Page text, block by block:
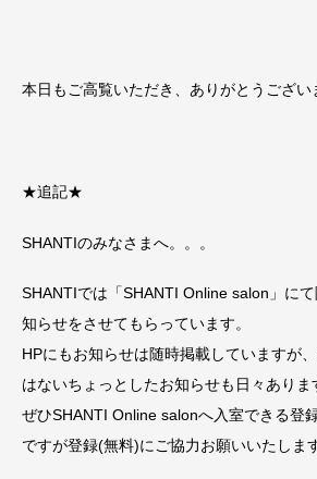
本日もご高覧いただき、ありがとうござい
★追記★
SHANTIのみなさまへ。。。
SHANTIでは「SHANTI Online salon」に
知らせをさせてもらっています。
HPにもお知らせは随時掲載していますが
はないちょっとしたお知らせも日々ありま
ぜひSHANTI Online salonへ入室できる登
ですが登録(無料)にご協力お願いいたします